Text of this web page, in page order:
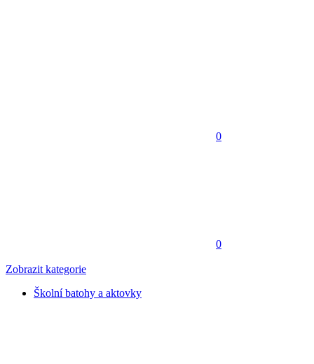
0
0
Zobrazit kategorie
Školní batohy a aktovky